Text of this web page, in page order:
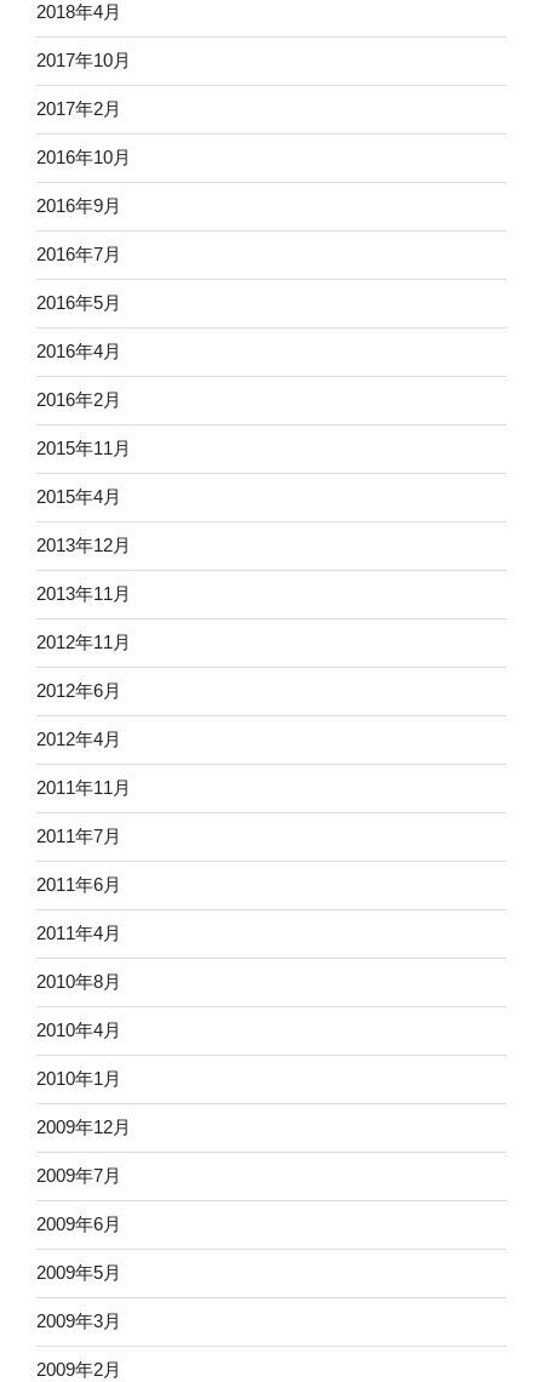
2018年4月
2017年10月
2017年2月
2016年10月
2016年9月
2016年7月
2016年5月
2016年4月
2016年2月
2015年11月
2015年4月
2013年12月
2013年11月
2012年11月
2012年6月
2012年4月
2011年11月
2011年7月
2011年6月
2011年4月
2010年8月
2010年4月
2010年1月
2009年12月
2009年7月
2009年6月
2009年5月
2009年3月
2009年2月